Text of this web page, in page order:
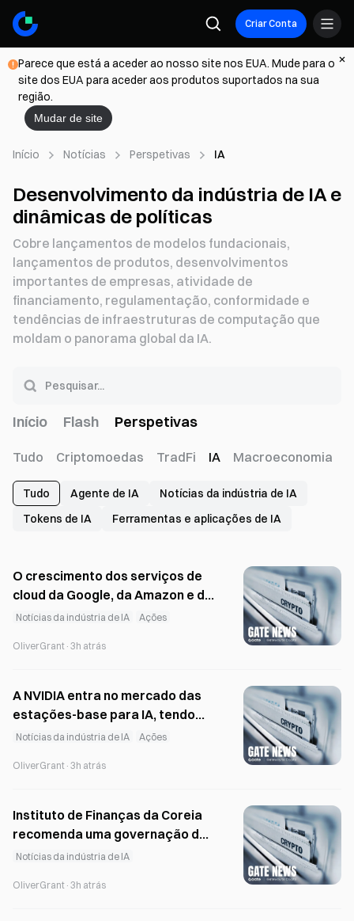
Criar Conta
Parece que está a aceder ao nosso site nos EUA. Mude para o
site dos EUA para aceder aos produtos suportados na sua
região.
Mudar de site
Início Notícias Perspetivas IA
Desenvolvimento da indústria de IA e
dinâmicas de políticas
Cobre lançamentos de modelos fundacionais,
lançamentos de produtos, desenvolvimentos
importantes de empresas, atividade de
financiamento, regulamentação, conformidade e
tendências de infraestruturas de computação que
moldam o panorama global da IA.
Início Flash Perspetivas
Tudo Criptomoedas TradFi IA Macroeconomia
Tudo Agente de IA
Notícias da indústria de IA
Tokens de IA
Ferramentas e aplicações de IA
O crescimento dos serviços de
cloud da Google, da Amazon e da
Microsoft no segundo trimestre
Notícias da indústria de IA Ações
OliverGrant · 3h atrás
A NVIDIA entra no mercado das
estações-base para IA, tendo
em vista empresas coreanas de
Notícias da indústria de IA Ações
OliverGrant · 3h atrás
Instituto de Finanças da Coreia
recomenda uma governação da
IA assente em princípios
Notícias da indústria de IA
OliverGrant · 3h atrás